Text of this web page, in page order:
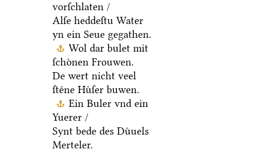
vorſchlaten /
Alſe heddeſtu Water
yn ein Seue gegathen.
Wol dar bulet mit
ſchoͤnen Frouwen.
De wert nicht veel
ſteͤne Huͤſer buwen.
Ein Buler vnd ein
Yuerer /
Synt bede des Duͤuels
Merteler.